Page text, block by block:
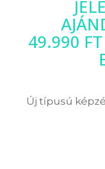
49.990
Új típusú